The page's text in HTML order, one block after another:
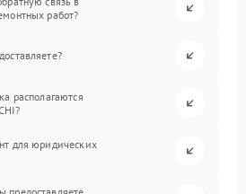
работ?
располагаются
для юридических